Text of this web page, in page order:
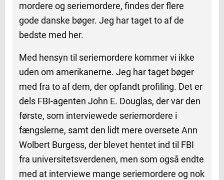
mordere og seriemordere, findes der flere
gode danske bøger. Jeg har taget to af de
bedste med her.
Med hensyn til seriemordere kommer vi ikke
uden om amerikanerne. Jeg har taget bøger
med fra to af dem, der opfandt profiling. Det er
dels FBI-agenten John E. Douglas, der var den
første, som interviewede seriemordere i
fængslerne, samt den lidt mere oversete Ann
Wolbert Burgess, der blevet hentet ind til FBI
fra universitetsverdenen, men som også endte
med at interviewe mange seriemordere og nok